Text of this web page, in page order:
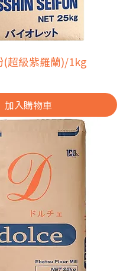
(超級紫羅蘭)/1kg
加入購物車